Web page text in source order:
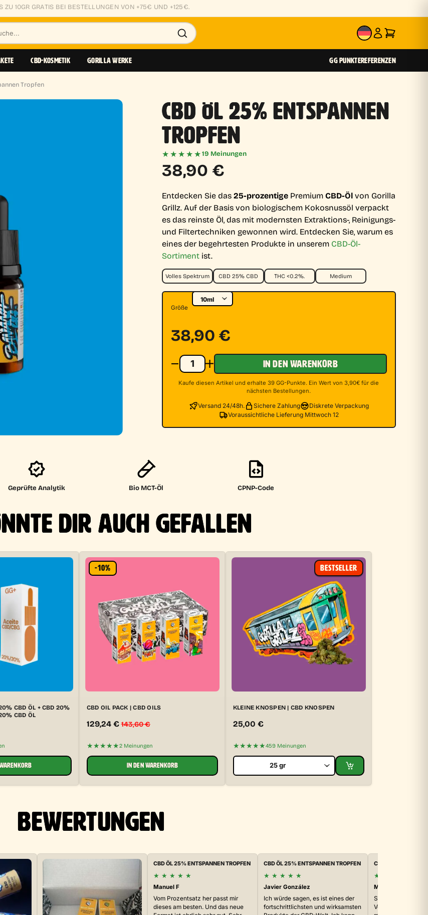
KLEINE KNOSPEN AB 0,85€/GR
DE
CBD-KOSMETIK GORILLA WERKE GG PUNKTEREFERENZEN
Tropfen
CBD ÖL 25% ENTSPANNEN
TROPFEN
★★★★★19 Meinungen
38,90€
Entdecken Sie das25-prozentigePremiumCBD-Ölvon Gorilla
Grillz. Auf der Basis von biologischem Kokosnussöl verpackt
es das reinste Öl, das mit modernsten Extraktions-, Reinigungs-
und Filtertechniken gewonnen wird. Entdecken Sie, warum es
eines der begehrtesten Produkte in unserem CBD-Öl-
Sortimentist.
Volles Spektrum CBD 25% CBD THC <0.2%. Medium
Größe
38,90€
IN DEN WARENKORB
Kaufe diesen Artikel und erhalte 39 GG-Punkte. Ein Wert von 3,90€ für die
nächsten Bestellungen.
Versand 24/48h. Sichere Zahlung
Diskrete Verpackung
Voraussichtliche Lieferung Mittwoch 12
Geprüfte Analytik Bio MCT-Öl CPNP-Code
DIR AUCH GEFALLEN
CBD ÖL + CBD 20%
CBD ÖL
-10%
CBD OIL PACK | CBD OILS
129,24€143,60€
★★★★★2 Meinungen
IN DEN WARENKORB
BESTSELLER
KLEINE KNOSPEN | CBD KNOSPEN
25,00 €
★★★★★459 Meinungen
BEWERTUNGEN
CBD ÖL 25% ENTSPANNEN TROPFEN
★ ★ ★ ★ ★
Manuel F
Vom Prozentsatz her passt mir
dieses am besten. Und das neue
CBD ÖL 25% ENTSPANNEN TROPFEN
★ ★ ★ ★ ★
Javier González
Ich würde sagen, es ist eines der
fortschrittlichsten und wirksamsten
CBD ÖL 25%
★
Maca R
Sehr zufrieden.
Vertrauen in die